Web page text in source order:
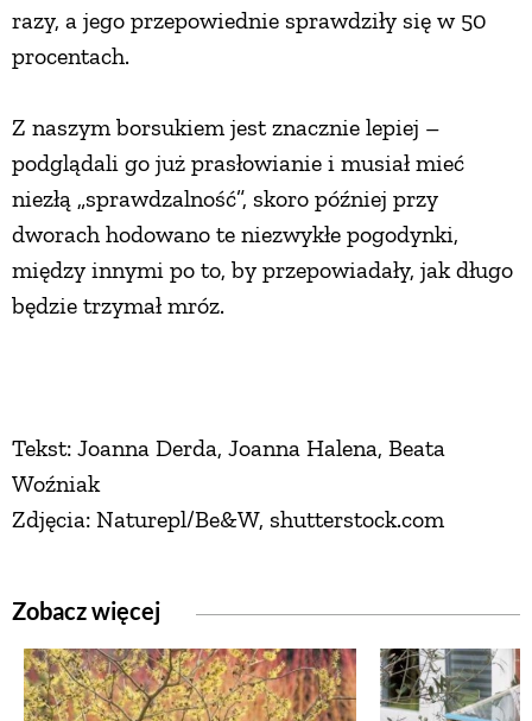
razy, a jego przepowiednie sprawdziły się w 50
procentach.
Z naszym borsukiem jest znacznie lepiej –
podglądali go już prasłowianie i musiał mieć
niezłą „sprawdzalność”, skoro później przy
dworach hodowano te niezwykłe pogodynki,
między innymi po to, by przepowiadały, jak długo
będzie trzymał mróz.
Tekst: Joanna Derda, Joanna Halena, Beata
Woźniak
Zdjęcia: Naturepl/Be&W, shutterstock.com
Zobacz więcej